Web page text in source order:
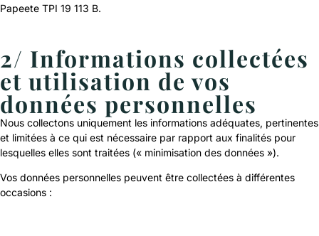
Papeete TPI 19 113 B.
2/ Informations collectées
et utilisation de vos
données personnelles
Nous collectons uniquement les informations adéquates, pertinentes
et limitées à ce qui est nécessaire par rapport aux finalités pour
lesquelles elles sont traitées (« minimisation des données »).
Vos données personnelles peuvent être collectées à différentes
occasions :